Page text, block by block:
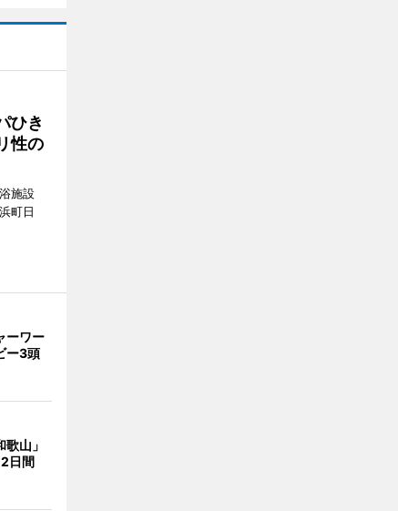
ひき
性の
施設
町日
ーワー
ー3頭
歌山」
日間